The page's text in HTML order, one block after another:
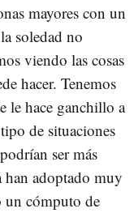
mayores con un
soledad no
viendo las cosas
hacer. Tenemos
le hace ganchillo a
de situaciones
ser más
han adoptado muy
un cómputo de